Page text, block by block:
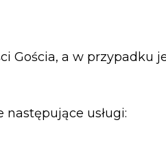
Gościa, a w przypadku
następujące usługi:
i podróżą,